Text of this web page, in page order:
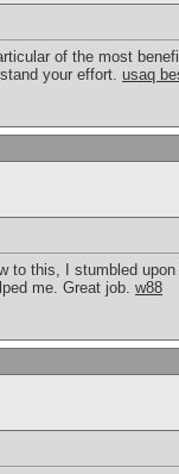
of the most
your effort. usaq
to this, I stumbled
me. Great job. w88